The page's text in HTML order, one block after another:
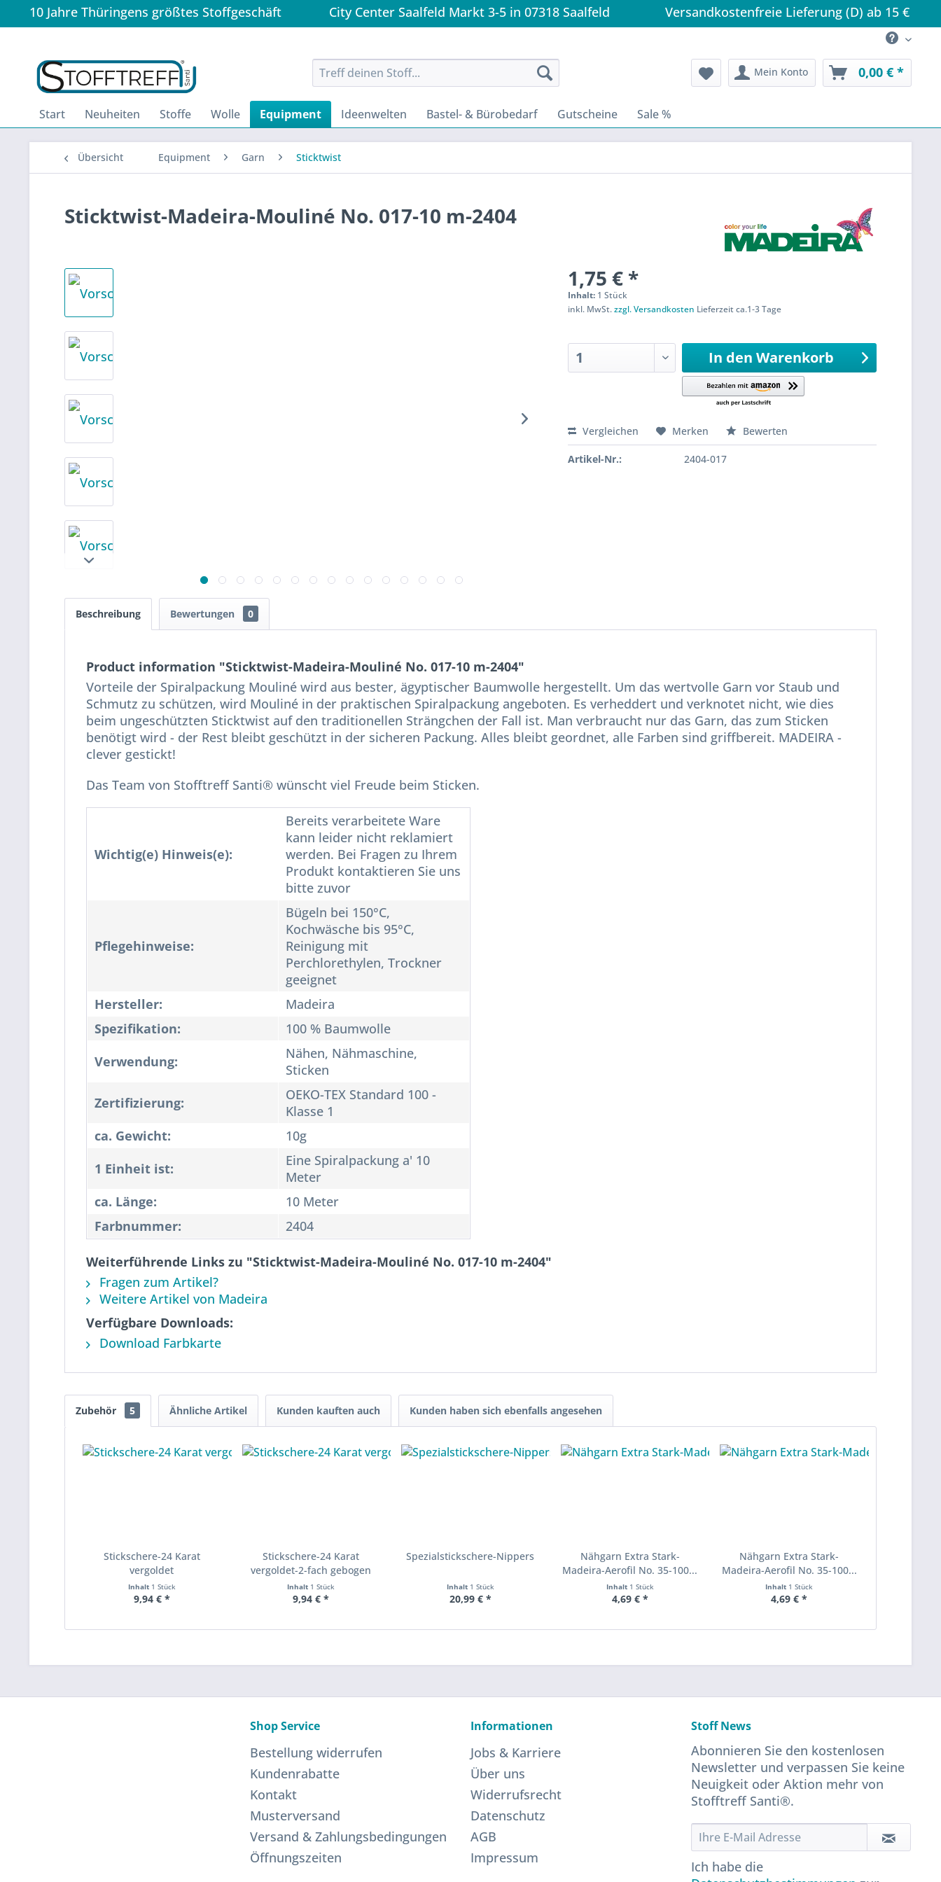
10 Jahre Thüringens größtes Stoffgeschäft City Center Saalfeld Markt 3-5 in 07318 Saalfeld Versandkostenfreie Lieferung (D) ab 15 €
Mein Konto 0,00 € *
Start Neuheiten Stoffe Wolle Equipment Ideenwelten Bastel- & Bürobedarf Gutscheine Sale %
Übersicht Equipment Garn Sticktwist
Sticktwist-Madeira-Mouliné No. 017-10 m-2404
1,75 € *
Inhalt: 1 Stück
inkl. MwSt.zzgl. Versandkosten Lieferzeit ca.1-3 Tage
In den Warenkorb
Vergleichen Merken Bewerten
Artikel-Nr.: 2404-017
Beschreibung Bewertungen 0
Product information "Sticktwist-Madeira-Mouliné No. 017-10 m-2404"
Vorteile der Spiralpackung Mouliné wird aus bester, ägyptischer Baumwolle hergestellt. Um das wertvolle Garn vor Staub und
Schmutz zu schützen, wird Mouliné in der praktischen Spiralpackung angeboten. Es verheddert und verknotet nicht, wie dies
beim ungeschützten Sticktwist auf den traditionellen Strängchen der Fall ist. Man verbraucht nur das Garn, das zum Sticken
benötigt wird - der Rest bleibt geschützt in der sicheren Packung. Alles bleibt geordnet, alle Farben sind griffbereit. MADEIRA -
clever gestickt!
Das Team von Stofftreff Santi® wünscht viel Freude beim Sticken.
Wichtig(e) Hinweis(e):
Bereits verarbeitete Ware
kann leider nicht reklamiert
werden. Bei Fragen zu Ihrem
Produkt kontaktieren Sie uns
bitte zuvor
Pflegehinweise:
Bügeln bei 150°C,
Kochwäsche bis 95°C,
Reinigung mit
Perchlorethylen, Trockner
geeignet
Hersteller:
Madeira
Spezifikation:
100 % Baumwolle
Verwendung:
Nähen, Nähmaschine,
Sticken
Zertifizierung:
OEKO-TEX Standard 100 -
Klasse 1
ca. Gewicht:
10g
1 Einheit ist:
Eine Spiralpackung a' 10
Meter
ca. Länge:
10 Meter
Farbnummer:
2404
Weiterführende Links zu "Sticktwist-Madeira-Mouliné No. 017-10 m-2404"
Fragen zum Artikel?
Weitere Artikel von Madeira
Verfügbare Downloads:
Download Farbkarte
Zubehör 5 Ähnliche Artikel Kunden kauften auch Kunden haben sich ebenfalls angesehen
Stickschere-24 Karat
vergoldet
Inhalt 1 Stück
9,94 € *
Stickschere-24 Karat
vergoldet-2-fach gebogen
Inhalt 1 Stück
9,94 € *
Spezialstickschere-Nippers
Inhalt 1 Stück
20,99 € *
Nähgarn Extra Stark-
Madeira-Aerofil No. 35-100...
Inhalt 1 Stück
4,69 € *
Nähgarn Extra Stark-
Madeira-Aerofil No. 35-100...
Inhalt 1 Stück
4,69 € *
Shop Service
Bestellung widerrufen
Kundenrabatte
Kontakt
Musterversand
Versand & Zahlungsbedingungen
Öffnungszeiten
Informationen
Jobs & Karriere
Über uns
Widerrufsrecht
Datenschutz
AGB
Impressum
Stoff News
Abonnieren Sie den kostenlosen
Newsletter und verpassen Sie keine
Neuigkeit oder Aktion mehr von
Stofftreff Santi®.
Ich habe die